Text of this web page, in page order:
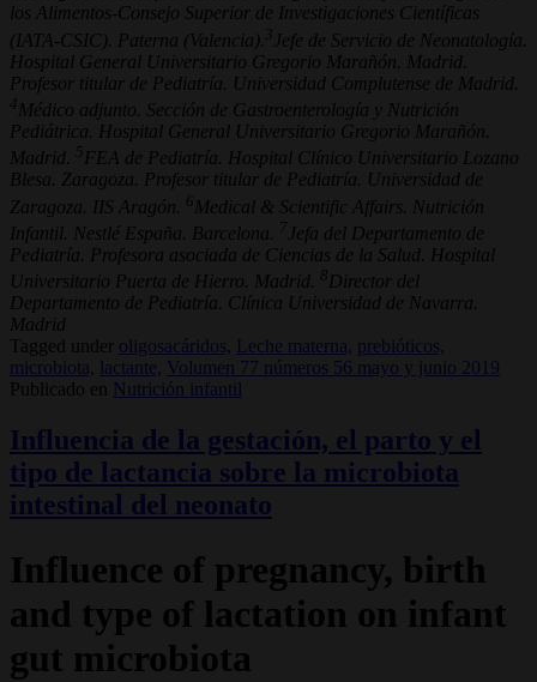
los Alimentos-Consejo Superior de Investigaciones Científicas
(IATA-CSIC). Paterna (Valencia). 3 Jefe de Servicio de Neonatología.
Hospital General Universitario Gregorio Marañón. Madrid.
Profesor titular de Pediatría. Universidad Complutense de Madrid.
4 Médico adjunto. Sección de Gastroenterología y Nutrición
Pediátrica. Hospital General Universitario Gregorio Marañón.
Madrid. 5 FEA de Pediatría. Hospital Clínico Universitario Lozano
Blesa. Zaragoza. Profesor titular de Pediatría. Universidad de
Zaragoza. IIS Aragón. 6 Medical & Scientific Affairs. Nutrición
Infantil. Nestlé España. Barcelona. 7 Jefa del Departamento de
Pediatría. Profesora asociada de Ciencias de la Salud. Hospital
Universitario Puerta de Hierro. Madrid.
Director del
Departamento de Pediatría. Clínica Universidad de Navarra.
Madrid
Tagged under
oligosacáridos, Leche materna, prebióticos,
microbiota,
lactante,
Volumen 77 números 56 mayo y junio 2019
Publicado en
Nutrición infantil
Influencia de la gestación, el parto y el
tipo de lactancia sobre la microbiota
intestinal del neonato
Influence of pregnancy, birth
and type of lactation on infant
gut microbiota